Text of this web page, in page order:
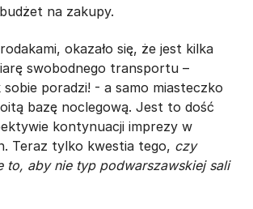
na zakupy.
okazało się, że jest kilka
swobodnego transportu –
poradzi! - a samo miasteczko
bazę noclegową. Jest to dość
kontynuacji imprezy w
Teraz tylko kwestia tego, czy
to, aby nie typ podwarszawskiej sali